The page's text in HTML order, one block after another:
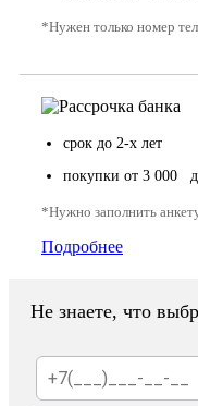
*Нужен только номер
срок до 2-х лет
покупки от 3 000
*Нужно заполнить
Подробнее
Не знаете, что